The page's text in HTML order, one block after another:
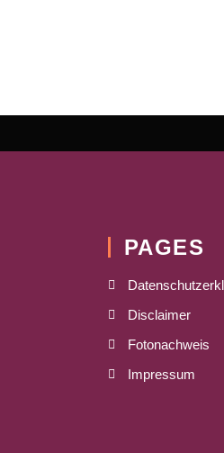
PAGES
Disclaimer
Fotonachweis
Impressum